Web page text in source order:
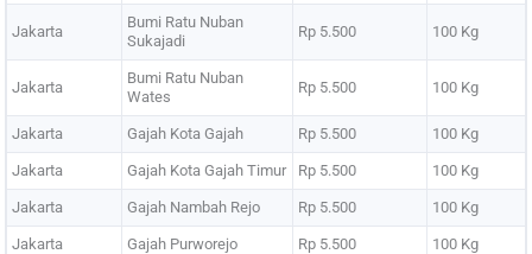
Jakarta
Bumi Ratu Nuban
Sukajadi
Rp 5.500 100 Kg
Jakarta
Bumi Ratu Nuban
Wates
Rp 5.500 100 Kg
Jakarta Gajah Kota Gajah Rp 5.500 100 Kg
Jakarta Gajah Kota Gajah Timur Rp 5.500 100 Kg
Jakarta Gajah Nambah Rejo Rp 5.500 100 Kg
Jakarta Gajah Purworejo Rp 5.500 100 Kg